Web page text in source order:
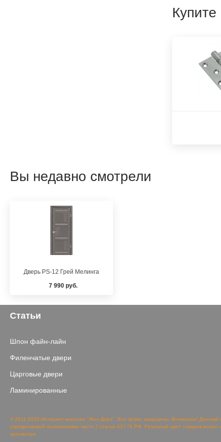
Вы недавно смотрели
Дверь PS-12 Грей Мелинга
7 990 руб.
Статьи
Шпон файн-лайн
Филенчатые двери
Царговые двери
Ламинированные
© 2011-2026 Интернет-магазин "Жел-Дорз". Все права защищены. Внимание! Данный
определяемой положениями части 2 статьи 437 ГК РФ. Реальный цвет товаров может
просмотра.